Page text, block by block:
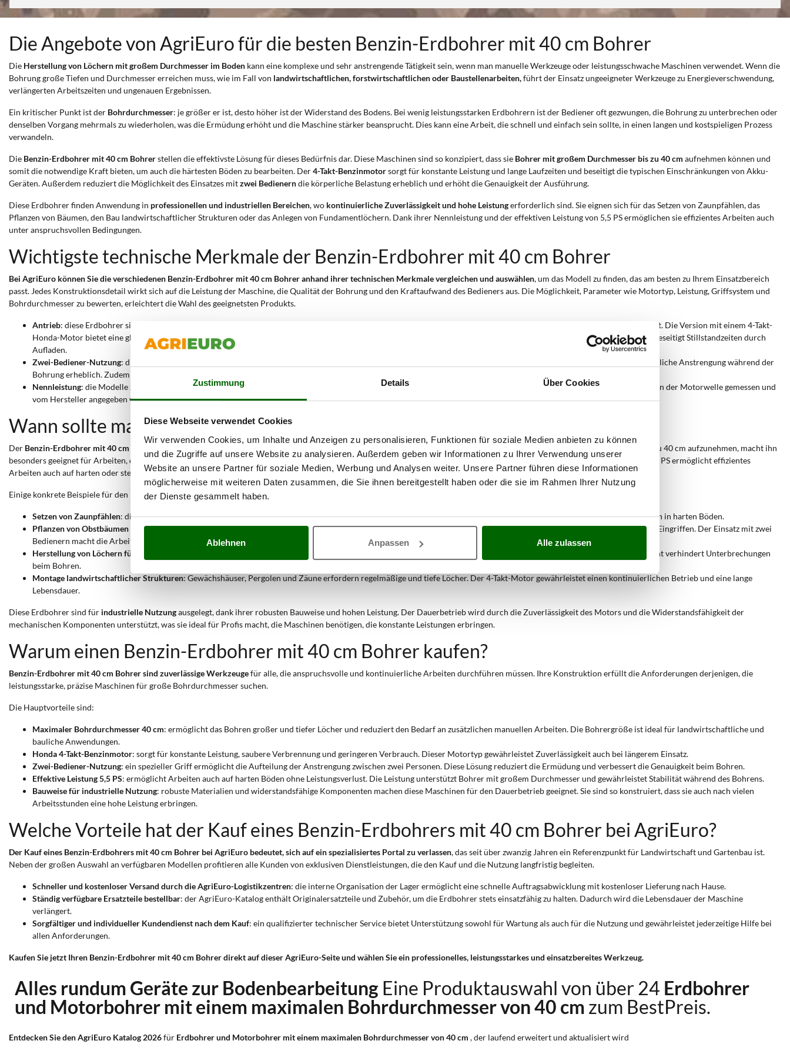
Zustimmung Details Über Cookies
Diese Webseite verwendet Cookies
Wir verwenden Cookies, um Inhalte und Anzeigen zu personalisieren, Funktionen für soziale Medien anbieten zu können
und die Zugriffe auf unsere Website zu analysieren. Außerdem geben wir Informationen zu Ihrer Verwendung unserer
Website an unsere Partner für soziale Medien, Werbung und Analysen weiter. Unsere Partner führen diese Informationen
möglicherweise mit weiteren Daten zusammen, die Sie ihnen bereitgestellt haben oder die sie im Rahmen Ihrer Nutzung
der Dienste gesammelt haben.
Ablehnen Anpassen Alle zulassen
Die Angebote von AgriEuro für die besten Benzin-Erdbohrer mit 40 cm Bohrer
Die Herstellung von Löchern mit großem Durchmesser im Boden kann eine komplexe und sehr anstrengende Tätigkeit sein, wenn man manuelle Werkzeuge oder leistungsschwache Maschinen verwendet. Wenn die
Bohrung große Tiefen und Durchmesser erreichen muss, wie im Fall von landwirtschaftlichen, forstwirtschaftlichen oder Baustellenarbeiten,führt der Einsatz ungeeigneter Werkzeuge zu Energieverschwendung,
verlängerten Arbeitszeiten und ungenauen Ergebnissen.
Ein kritischer Punkt ist der Bohrdurchmesser: je größer er ist, desto höher ist der Widerstand des Bodens. Bei wenig leistungsstarken Erdbohrern ist der Bediener oft gezwungen, die Bohrung zu unterbrechen oder
denselben Vorgang mehrmals zu wiederholen, was die Ermüdung erhöht und die Maschine stärker beansprucht. Dies kann eine Arbeit, die schnell und einfach sein sollte, in einen langen und kostspieligen Prozess
verwandeln.
Die Benzin-Erdbohrer mit 40 cm Bohrerstellen die effektivste Lösung für dieses Bedürfnis dar. Diese Maschinen sind so konzipiert, dass sie Bohrer mit großem Durchmesser bis zu 40 cm aufnehmen können und
somit die notwendige Kraft bieten, um auch die härtesten Böden zu bearbeiten. Der4-Takt-Benzinmotorsorgt für konstante Leistung und lange Laufzeiten und beseitigt die typischen Einschränkungen von Akku-
Geräten. Außerdem reduziert die Möglichkeit des Einsatzes mitzwei Bedienerndie körperliche Belastung erheblich und erhöht die Genauigkeit der Ausführung.
Diese Erdbohrer finden Anwendung in professionellen und industriellen Bereichen, wo kontinuierliche Zuverlässigkeit und hohe Leistungerforderlich sind. Sie eignen sich für das Setzen von Zaunpfählen, das
Pflanzen von Bäumen, den Bau landwirtschaftlicher Strukturen oder das Anlegen von Fundamentlöchern. Dank ihrer Nennleistung und der effektiven Leistung von 5,5 PS ermöglichen sie effizientes Arbeiten auch
unter anspruchsvollen Bedingungen.
Wichtigste technische Merkmale der Benzin-Erdbohrer mit 40 cm Bohrer
Bei AgriEuro können Sie die verschiedenen Benzin-Erdbohrer mit 40 cm Bohrer anhand ihrer technischen Merkmale vergleichen und auswählen, um das Modell zu finden, das am besten zu Ihrem Einsatzbereich
passt. Jedes Konstruktionsdetail wirkt sich auf die Leistung der Maschine, die Qualität der Bohrung und den Kraftaufwand des Bedieners aus. Die Möglichkeit, Parameter wie Motortyp, Leistung, Griffsystem und
Bohrdurchmesser zu bewerten, erleichtert die Wahl des geeignetsten Produkts.
Antrieb: diese Erdbohrer sind mit einem Benzinmotor ausgestattet, eine Lösung, die auch bei den anspruchsvollsten Arbeiten hohe Leistung und Zuverlässigkeit gewährleistet. Die Version mit einem 4-Takt-
Honda-Motor bietet eine gleichmäßigere Verbrennung, weniger Vibrationen und einen optimierten Verbrauch im Vergleich zu 2-Takt-Modellen. Der Verzicht auf Batterien beseitigt Stillstandzeiten durch
Aufladen.
Zwei-Bediener-Nutzung: die spezielle Griffkonfiguration ermöglicht es zwei Bedienern, gleichzeitig mit derselben Maschine zu arbeiten. Dieses Merkmal reduziert die körperliche Anstrengung während der
Bohrung erheblich. Zudem erhöht die Lastverteilung auf zwei Personen die Stabilität und Genauigkeit des Lochs.
Nennleistung: die Modelle zeichnen sich durch eine Nennleistung aus, die einen indikativ angegebenen, kommerziell zugeordneten Wert darstellt. Die effektive Leistung, die an der Motorwelle gemessen und
vom Hersteller angegeben wird, beträgt 5,5 PS. Diese Leistung ermöglicht intensive Arbeiten und gewährleistet gute Leistungen auch mit Bohrern großen Durchmessers.
Wann sollte man einen Benzin-Erdbohrer mit 40 cm Bohrer verwenden?
Der Benzin-Erdbohrer mit 40 cm Bohrer Bohren von Löchern mit großem Durchmesser in Böden unterschiedlicher Beschaffenheit
ausgelegt. Die Fähigkeit, Bohrer bis zu 40 cm aufzunehmen, macht ihn
besonders geeignet für Arbeiten, die Stabilität, Tiefe und Widerstandskraft erfordern. Die Kombination aus Benzinmotor, Zwei-Bediener-Griff und einer effektiven Leistung von 5,5 PS ermöglicht effizientes
Arbeiten auch auf harten oder steinigen Böden.
Einige konkrete Beispiele für den Einsatz sind:
Setzen von Zaunpfählen: die Lochbreite ermöglicht das Einsetzen großer Pfähle und sorgt so für Stabilität der Struktur. Die Motorleistung unterstützt wiederholte Bohrungen in harten Böden.
Pflanzen von Obstbäumen und Zierpflanzen: der große Durchmesser erleichtert das Einsetzen entwickelter Wurzeln und reduziert den Bedarf an nachträglichen manuellen Eingriffen. Der Einsatz mit zwei
Bedienern macht die Arbeit weniger anstrengend.
Herstellung von Löchern für leichte Fundamente
: auf landwirtschaftlichen und ländlichen Baustellen sind große Löcher ideal für Stützstrukturen. Das konstante Drehmoment verhindert Unterbrechungen
beim Bohren.
Montage landwirtschaftlicher Strukturen: Gewächshäuser, Pergolen und Zäune erfordern regelmäßige und tiefe Löcher. Der 4-Takt-Motor gewährleistet einen kontinuierlichen Betrieb und eine lange
Lebensdauer.
Diese Erdbohrer sind für industrielle Nutzungausgelegt, dank ihrer robusten Bauweise und hohen Leistung. Der Dauerbetrieb wird durch die Zuverlässigkeit des Motors und die Widerstandsfähigkeit der
mechanischen Komponenten unterstützt, was sie ideal für Profis macht, die Maschinen benötigen, die konstante Leistungen erbringen.
Warum einen Benzin-Erdbohrer mit 40 cm Bohrer kaufen?
Benzin-Erdbohrer mit 40 cm Bohrer sind zuverlässige Werkzeugefür alle, die anspruchsvolle und kontinuierliche Arbeiten durchführen müssen. Ihre Konstruktion erfüllt die Anforderungen derjenigen, die
leistungsstarke, präzise Maschinen für große Bohrdurchmesser suchen.
Die Hauptvorteile sind:
Maximaler Bohrdurchmesser 40 cm: ermöglicht das Bohren großer und tiefer Löcher und reduziert den Bedarf an zusätzlichen manuellen Arbeiten. Die Bohrergröße ist ideal für landwirtschaftliche und
bauliche Anwendungen.
Honda 4-Takt-Benzinmotor: sorgt für konstante Leistung, saubere Verbrennung und geringeren Verbrauch. Dieser Motortyp gewährleistet Zuverlässigkeit auch bei längerem Einsatz.
Zwei-Bediener-Nutzung: ein spezieller Griff ermöglicht die Aufteilung der Anstrengung zwischen zwei Personen. Diese Lösung reduziert die Ermüdung und verbessert die Genauigkeit beim Bohren.
Effektive Leistung 5,5 PS: ermöglicht Arbeiten auch auf harten Böden ohne Leistungsverlust. Die Leistung unterstützt Bohrer mit großem Durchmesser und gewährleistet Stabilität während des Bohrens.
Bauweise für industrielle Nutzung: robuste Materialien und widerstandsfähige Komponenten machen diese Maschinen für den Dauerbetrieb geeignet. Sie sind so konstruiert, dass sie auch nach vielen
Arbeitsstunden eine hohe Leistung erbringen.
Welche Vorteile hat der Kauf eines Benzin-Erdbohrers mit 40 cm Bohrer bei AgriEuro?
Der Kauf eines Benzin-Erdbohrers mit 40 cm Bohrer bei AgriEuro bedeutet, sich auf ein spezialisiertes Portal zu verlassen, das seit über zwanzig Jahren ein Referenzpunkt für Landwirtschaft und Gartenbau ist.
Neben der großen Auswahl an verfügbaren Modellen profitieren alle Kunden von exklusiven Dienstleistungen, die den Kauf und die Nutzung langfristig begleiten.
Schneller und kostenloser Versand durch die AgriEuro-Logistikzentren: die interne Organisation der Lager ermöglicht eine schnelle Auftragsabwicklung mit kostenloser Lieferung nach Hause.
Ständig verfügbare Ersatzteile bestellbar: der AgriEuro-Katalog enthält Originalersatzteile und Zubehör, um die Erdbohrer stets einsatzfähig zu halten. Dadurch wird die Lebensdauer der Maschine
verlängert.
Sorgfältiger und individueller Kundendienst nach dem Kauf: ein qualifizierter technischer Service bietet Unterstützung sowohl für Wartung als auch für die Nutzung und gewährleistet jederzeitige Hilfe bei
allen Anforderungen.
Kaufen Sie jetzt Ihren Benzin-Erdbohrer mit 40 cm Bohrer direkt auf dieser AgriEuro-Seite und wählen Sie ein professionelles, leistungsstarkes und einsatzbereites Werkzeug.
Alles rundum Geräte zur Bodenbearbeitung Eine Produktauswahl von über 24 Erdbohrer
und Motorbohrer mit einem maximalen Bohrdurchmesser von 40 cm zum BestPreis.
Entdecken Sie den AgriEuro Katalog 2026für Erdbohrer und Motorbohrer mit einem maximalen Bohrdurchmesser von 40 cm , der laufend erweitert und aktualisiert wird